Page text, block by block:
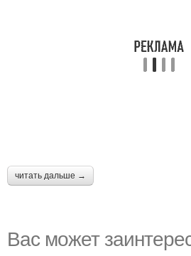
читать дальше →
Вас может